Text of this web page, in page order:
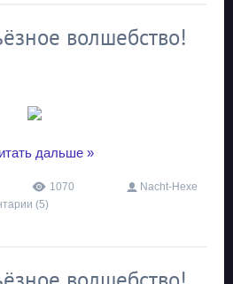
волшебство!
дальше »
1070
Nacht-Hexe
(5)